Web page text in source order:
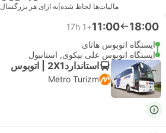
مالیات‌ها لحاظ شده به ازای هر بزرگسال
18:00
11:00
+1
17h
ایستگاه اتوبوس هاتای
ایستگاه اتوبوس علی بیکوی, استانبول
استاندارد2X1 | اتوبوس
Metro Turizm